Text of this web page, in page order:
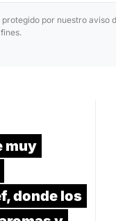
por nuestro aviso
muy
donde los